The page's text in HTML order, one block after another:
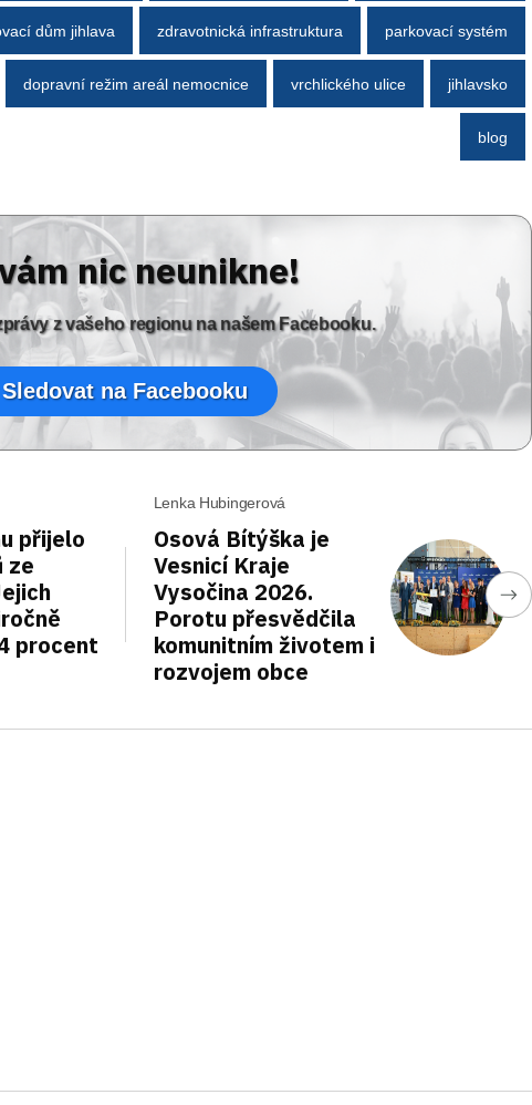
dům jihlava zdravotnická infrastruktura parkovací systém
dopravní režim areál nemocnice vrchlického ulice jihlavsko
blog
nic neunikne!
z vašeho regionu na našem Facebooku.
Sledovat na Facebooku
přijelo
ze
procent
Lenka Hubingerová
Osová Bítýška je
Vesnicí Kraje
Vysočina 2026.
Porotu přesvědčila
komunitním životem i
rozvojem obce